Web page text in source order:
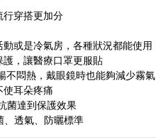
穿搭更加分
或是冷氣房，各種狀況都能使用
，讓醫療口罩更服貼
不悶熱，戴眼鏡時也能夠減少霧氣
耳朵疼痛
菌達到保護效果
、透氣、防曬標準